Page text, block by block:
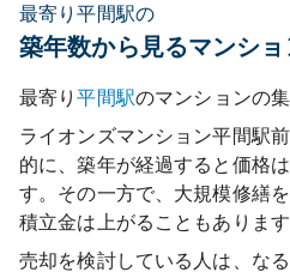
最寄り平間駅の
築年数から見るマンシ
最寄り平間駅のマンションの集
ライオンズマンション平間駅前
的に、築年が経過すると価格
す。その一方で、大規模修繕
積立金は上がることもあります
売却を検討している人は、な